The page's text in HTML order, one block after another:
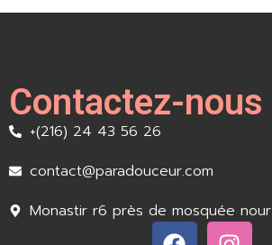
Contactez-nous
+(216) 24 43 56 26
contact@paradouceur.com
Monastir r6 près de mosquée nour